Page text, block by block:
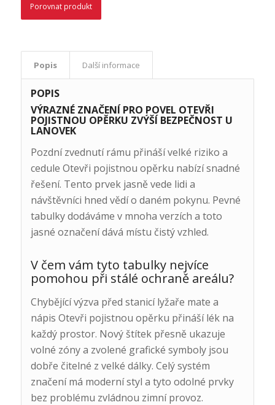
Porovnat produkt
Popis Další informace
POPIS
VÝRAZNÉ ZNAČENÍ PRO POVEL OTEVŘI
POJISTNOU OPĚRKU ZVÝŠÍ BEZPEČNOST U
LANOVEK
Pozdní zvednutí rámu přináší velké riziko a
cedule Otevři pojistnou opěrku nabízí snadné
řešení. Tento prvek jasně vede lidi a
návštěvníci hned vědí o daném pokynu. Pevné
tabulky dodáváme v mnoha verzích a toto
jasné označení dává místu čistý vzhled.
V čem vám tyto tabulky nejvíce
pomohou při stálé ochraně areálu?
Chybějící výzva před stanicí lyžaře mate a
nápis Otevři pojistnou opěrku přináší lék na
každý prostor. Nový štítek přesně ukazuje
volné zóny a zvolené grafické symboly jsou
dobře čitelné z velké dálky. Celý systém
značení má moderní styl a tyto odolné prvky
bez problému zvládnou zimní provoz.